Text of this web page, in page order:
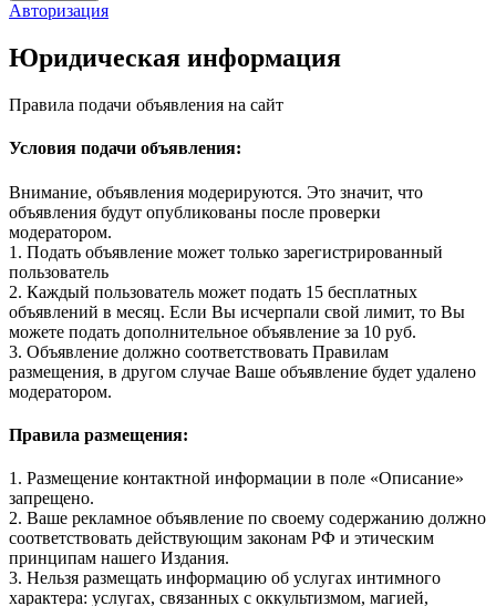
Авторизация
Юридическая информация
Правила подачи объявления на сайт
Условия подачи объявления:
Внимание, объявления модерируются. Это значит, что
объявления будут опубликованы после проверки
модератором.
1. Подать объявление может только зарегистрированный
пользователь
2. Каждый пользователь может подать 15 бесплатных
объявлений в месяц. Если Вы исчерпали свой лимит, то Вы
можете подать дополнительное объявление за 10 руб.
3. Объявление должно соответствовать Правилам
размещения, в другом случае Ваше объявление будет удалено
модератором.
Правила размещения:
1. Размещение контактной информации в поле «Описание»
запрещено.
2. Ваше рекламное объявление по своему содержанию должно
соответствовать действующим законам РФ и этическим
принципам нашего Издания.
3. Нельзя размещать информацию об услугах интимного
характера: услугах, связанных с оккультизмом, магией,